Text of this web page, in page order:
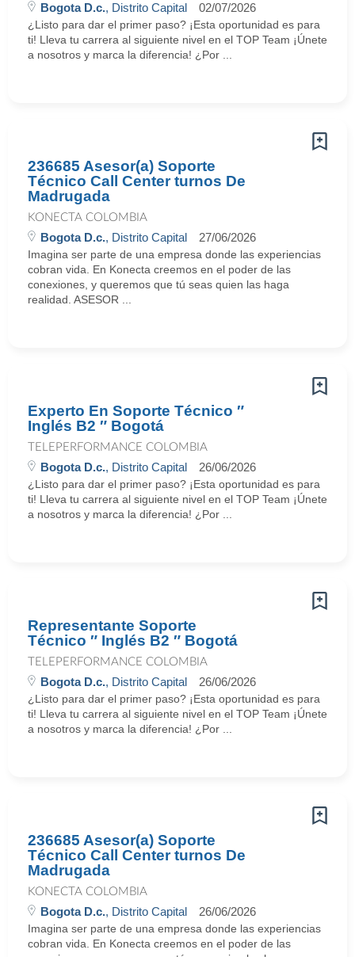
Bogota D.c., Distrito Capital 02/07/2026
¿Listo para dar el primer paso? ¡Esta oportunidad es para
ti! Lleva tu carrera al siguiente nivel en el TOP Team ¡Únete
a nosotros y marca la diferencia! ¿Por ...
236685 Asesor(a) Soporte
Técnico Call Center turnos De
Madrugada
KONECTA COLOMBIA
Bogota D.c., Distrito Capital 27/06/2026
Imagina ser parte de una empresa donde las experiencias
cobran vida. En Konecta creemos en el poder de las
conexiones, y queremos que tú seas quien las haga
realidad. ASESOR ...
Experto En Soporte Técnico ″
Inglés B2 ″ Bogotá
TELEPERFORMANCE COLOMBIA
Bogota D.c., Distrito Capital 26/06/2026
¿Listo para dar el primer paso? ¡Esta oportunidad es para
ti! Lleva tu carrera al siguiente nivel en el TOP Team ¡Únete
a nosotros y marca la diferencia! ¿Por ...
Representante Soporte
Técnico ″ Inglés B2 ″ Bogotá
TELEPERFORMANCE COLOMBIA
Bogota D.c., Distrito Capital 26/06/2026
¿Listo para dar el primer paso? ¡Esta oportunidad es para
ti! Lleva tu carrera al siguiente nivel en el TOP Team ¡Únete
a nosotros y marca la diferencia! ¿Por ...
236685 Asesor(a) Soporte
Técnico Call Center turnos De
Madrugada
KONECTA COLOMBIA
Bogota D.c., Distrito Capital 26/06/2026
Imagina ser parte de una empresa donde las experiencias
cobran vida. En Konecta creemos en el poder de las